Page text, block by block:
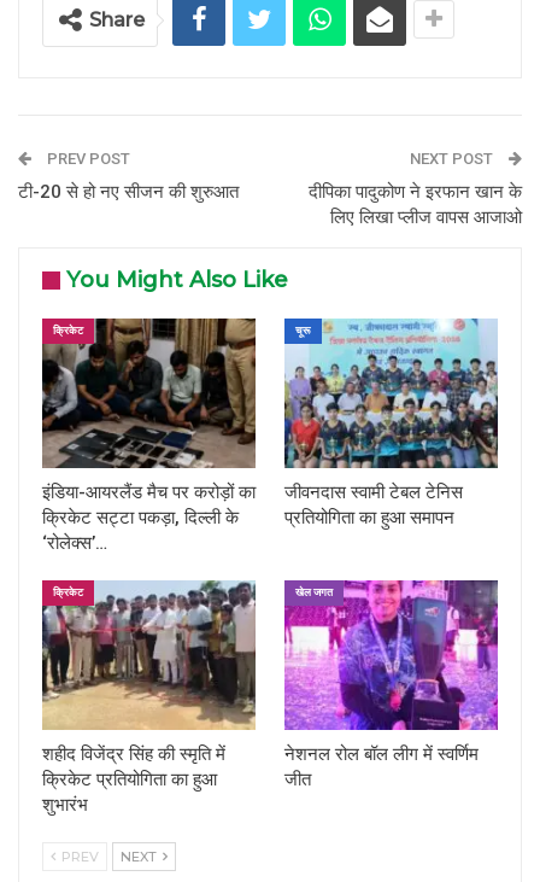
Share
PREV POST
टी-20 से हो नए सीजन की शुरुआत
NEXT POST
दीपिका पादुकोण ने इरफान खान के
लिए लिखा प्लीज वापस आजाओ
You Might Also Like
क्रिकेट
इंडिया-आयरलैंड मैच पर करोड़ों का
क्रिकेट सट्टा पकड़ा, दिल्ली के
‘रोलेक्स’…
चूरू
जीवनदास स्वामी टेबल टेनिस
प्रतियोगिता का हुआ समापन
क्रिकेट
शहीद विजेंद्र सिंह की स्मृति में
क्रिकेट प्रतियोगिता का हुआ
शुभारंभ
खेल जगत
नेशनल रोल बॉल लीग में स्वर्णिम
जीत
PREV NEXT